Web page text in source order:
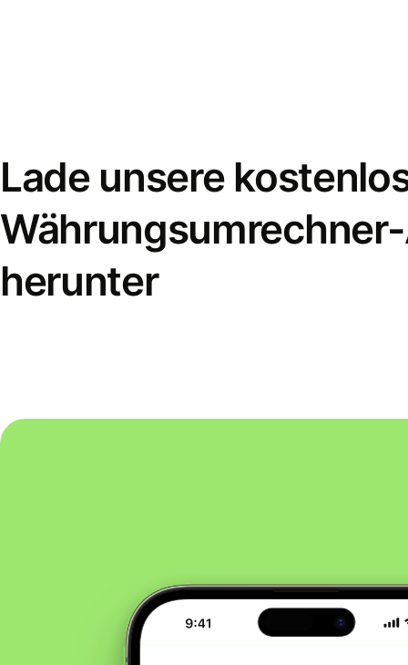
Lade unsere
herunter